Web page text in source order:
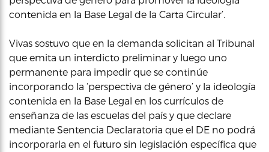
contenida en la Base Legal de la Carta Circular’.
Vivas sostuvo que en la demanda solicitan al Tribunal
que emita un interdicto preliminar y luego uno
permanente para impedir que se continúe
incorporando la ‘perspectiva de género’ y la ideología
contenida en la Base Legal en los currículos de
enseñanza de las escuelas del país y que declare
mediante Sentencia Declaratoria que el DE no podrá
incorporarla en el futuro sin legislación específica que